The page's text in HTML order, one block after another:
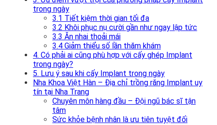
trong ngày
3.1 Tiết kiệm thời gian tối đa
3.2 Khôi phục nụ cười gần như ngay lập tức
3.3 Ăn nhai thoải mái
3.4 Giảm thiểu số lần thăm khám
4. Có phải ai cũng phù hợp với cấy ghép Implant
trong ngày?
5. Lưu ý sau khi cấy Implant trong ngày
Nha Khoa Việt Hàn – Địa chỉ trồng răng Implant uy
tín tại Nha Trang
Chuyên môn hàng đầu – Đội ngũ bác sĩ tận
tâm
Sức khỏe bệnh nhân là ưu tiên tuyệt đối